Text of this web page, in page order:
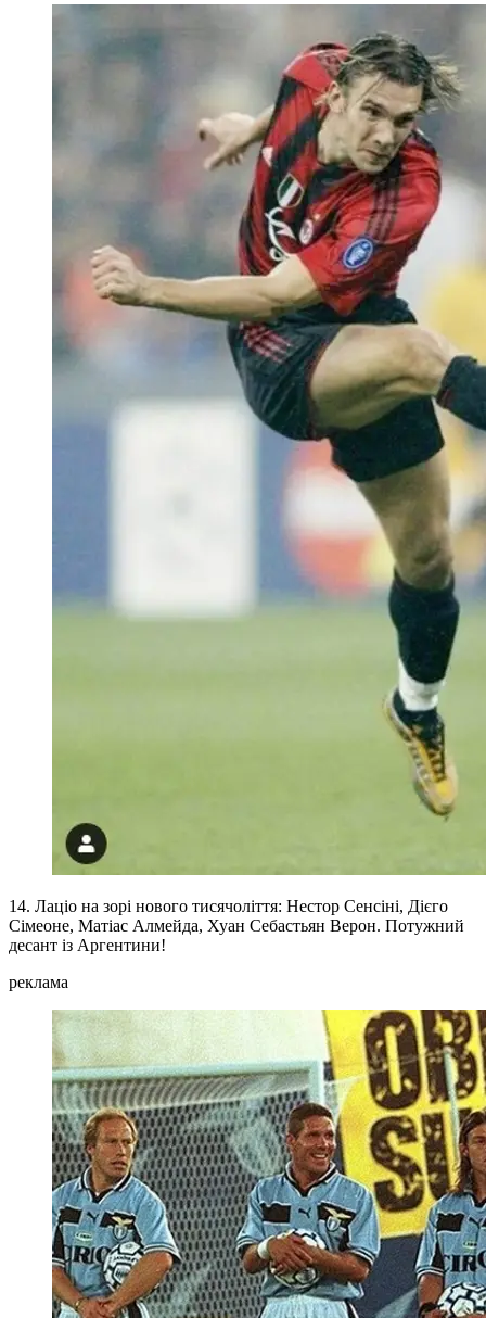
14. Лаціо на зорі нового тисячоліття: Нестор Сенсіні, Дієго
Сімеоне, Матіас Алмейда, Хуан Себастьян Верон. Потужний
десант із Аргентини!
реклама